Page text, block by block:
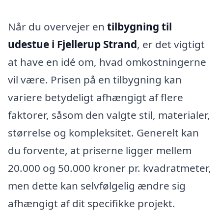
Når du overvejer en tilbygning til
udestue i Fjellerup Strand, er det vigtigt
at have en idé om, hvad omkostningerne
vil være. Prisen på en tilbygning kan
variere betydeligt afhængigt af flere
faktorer, såsom den valgte stil, materialer,
størrelse og kompleksitet. Generelt kan
du forvente, at priserne ligger mellem
20.000 og 50.000 kroner pr. kvadratmeter,
men dette kan selvfølgelig ændre sig
afhængigt af dit specifikke projekt.